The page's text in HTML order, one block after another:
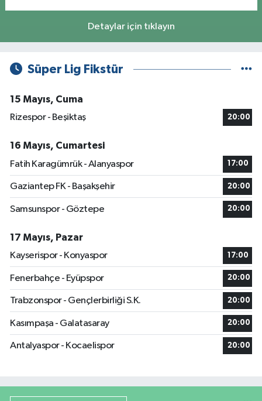
Detaylar için tıklayın
Süper Lig Fikstür
15 Mayıs, Cuma
Rizespor - Beşiktaş
20:00
16 Mayıs, Cumartesi
Fatih Karagümrük - Alanyaspor
17:00
Gaziantep FK - Başakşehir 20:00
Samsunspor - Göztepe 20:00
17 Mayıs, Pazar
Kayserispor - Konyaspor
17:00
Fenerbahçe - Eyüpspor 20:00
Trabzonspor - Gençlerbirliği S.K. 20:00
Kasımpaşa - Galatasaray 20:00
Antalyaspor - Kocaelispor 20:00